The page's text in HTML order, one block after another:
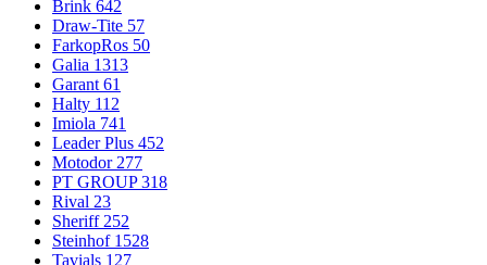
Brink 642
Draw-Tite 57
FarkopRos 50
Galia 1313
Garant 61
Halty 112
Imiola 741
Leader Plus 452
Motodor 277
PT GROUP 318
Rival 23
Sheriff 252
Steinhof 1528
Tavials 127